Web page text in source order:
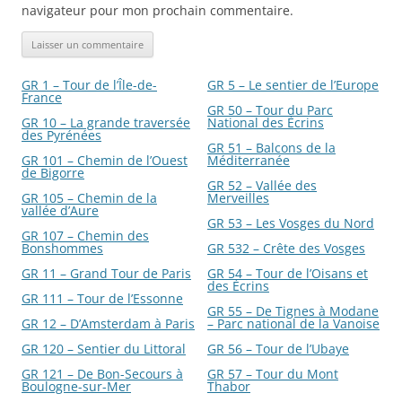
navigateur pour mon prochain commentaire.
GR 1 – Tour de l’Île-de-
France
GR 10 – La grande traversée
des Pyrénées
GR 101 – Chemin de l’Ouest
de Bigorre
GR 105 – Chemin de la
vallée d’Aure
GR 107 – Chemin des
Bonshommes
GR 11 – Grand Tour de Paris
GR 111 – Tour de l’Essonne
GR 12 – D’Amsterdam à Paris
GR 120 – Sentier du Littoral
GR 121 – De Bon-Secours à
Boulogne-sur-Mer
GR 5 – Le sentier de l’Europe
GR 50 – Tour du Parc
National des Écrins
GR 51 – Balcons de la
Méditerranée
GR 52 – Vallée des
Merveilles
GR 53 – Les Vosges du Nord
GR 532 – Crête des Vosges
GR 54 – Tour de l’Oisans et
des Écrins
GR 55 – De Tignes à Modane
– Parc national de la Vanoise
GR 56 – Tour de l’Ubaye
GR 57 – Tour du Mont
Thabor